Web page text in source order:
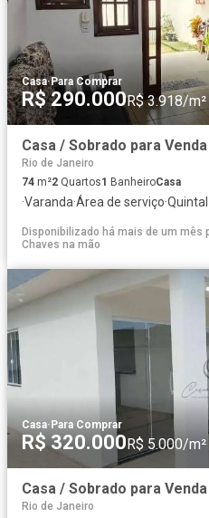
Casa·Para Comprar
R$ 290.000R$ 3.918/m²
Rio de Janeiro
74 m²2 Quartos1 BanheiroCasa
·Varanda·Área de serviço·Quintal
Disponibilizado há mais de um mês
Chaves na mão
Casa· Para Comprar
R$ 320.000 R$ 5.000/m²
Rio de Janeiro